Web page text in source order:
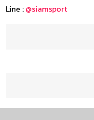
Line : @siamsport